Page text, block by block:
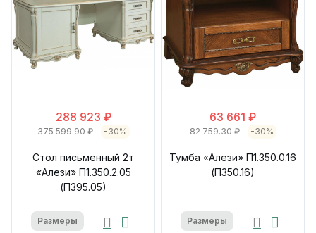
288 923 ₽
375 599.90 ₽ -30%
Стол письменный 2т
«Алези» П1.350.2.05
(П395.05)
Размеры
63 661 ₽
82 759.30 ₽ -30%
Тумба «Алези» П1.350.0.16
(П350.16)
Размеры